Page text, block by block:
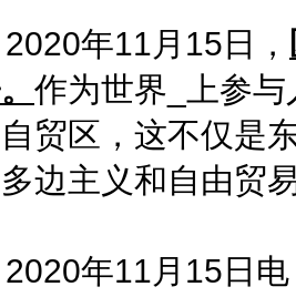
年11月15日，
作为世界_上参
贸区，这不仅是
边主义和自由贸
年11月15日电